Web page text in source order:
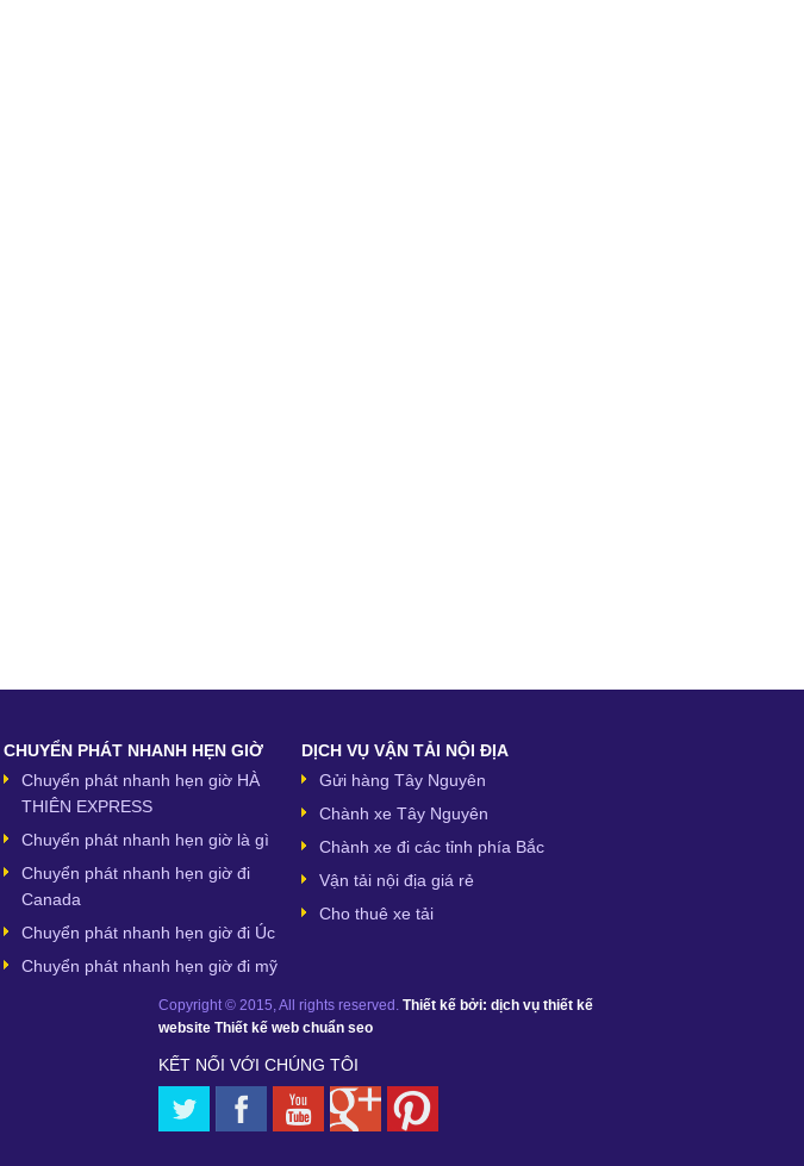
CHUYỂN PHÁT NHANH HẸN GIỜ
Chuyển phát nhanh hẹn giờ HÀ
THIÊN EXPRESS
Chuyển phát nhanh hẹn giờ là gì
Chuyển phát nhanh hẹn giờ đi
Canada
Chuyển phát nhanh hẹn giờ đi Úc
Chuyển phát nhanh hẹn giờ đi mỹ
DỊCH VỤ VẬN TẢI NỘI ĐỊA
Gửi hàng Tây Nguyên
Chành xe Tây Nguyên
Chành xe đi các tỉnh phía Bắc
Vận tải nội địa giá rẻ
Cho thuê xe tải
Copyright © 2015, All rights reserved. Thiết kế bởi: dịch vụ thiết kế
website Thiết kế web chuẩn seo
KẾT NỐI VỚI CHÚNG TÔI